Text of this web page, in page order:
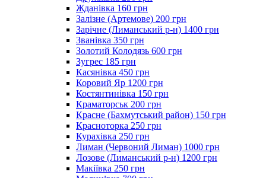
Жданівка 160 грн
Залізне (Артемове) 200 грн
Зарічне (Лиманський р-н) 1400 грн
Званівка 350 грн
Золотий Колодязь 600 грн
Зугрес 185 грн
Касянівка 450 грн
Коровий Яр 1200 грн
Костянтинівка 150 грн
Краматорськ 200 грн
Красне (Бахмутський район) 150 грн
Красноторка 250 грн
Курахівка 250 грн
Лиман (Червоний Лиман) 1000 грн
Лозове (Лиманський р-н) 1200 грн
Макіївка 250 грн